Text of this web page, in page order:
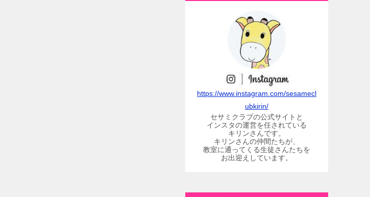
https://www.instagram.com/sesamecl
ubkirin/
セサミクラブの公式サイトと
インスタの運営を任されている
キリンさんです。
キリンさんの仲間たちが、
教室に通ってくる生徒さんたちを
お出迎えしています。